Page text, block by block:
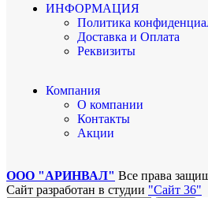
ИНФОРМАЦИЯ
Политика
Доставка и Оплата
Реквизиты
Компания
О компании
Контакты
Акции
ООО "АРИНВАЛ" Все права
Сайт разработан в студии "Сайт 36"